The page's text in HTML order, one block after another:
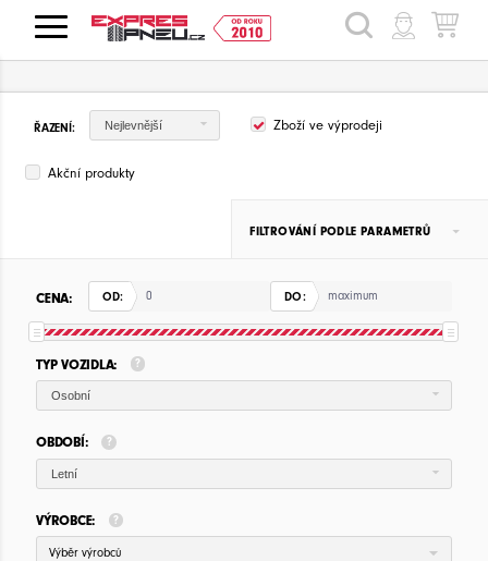
HLEDAT
ŘAZENÍ: Nejlevnější Zboží ve výprodeji
Akční produkty
FILTROVÁNÍ PODLE PARAMETRŮ
CENA: OD: DO:
TYP VOZIDLA:
Osobní
OBDOBÍ:
Letní
VÝROBCE:
Výběr výrobců